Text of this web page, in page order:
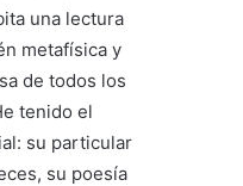
una lectura
metafísica y
de todos los
tenido el
su particular
su poesía